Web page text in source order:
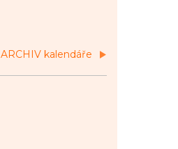
ARCHIV kalendáře